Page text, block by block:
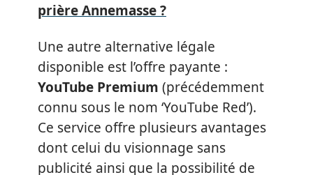
prière Annemasse ?
Une autre alternative légale
disponible est l’offre payante :
YouTube Premium (précédemment
connu sous le nom ‘YouTube Red’).
Ce service offre plusieurs avantages
dont celui du visionnage sans
publicité ainsi que la possibilité de